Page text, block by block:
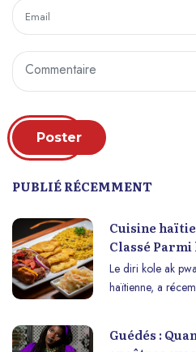
Poster
PUBLIÉ RÉCEMMENT
Cuisine haïtienne : Diri
Classé
Monde
Le diri kole ak
haïtienne, a
monde. Cette
Guédés :